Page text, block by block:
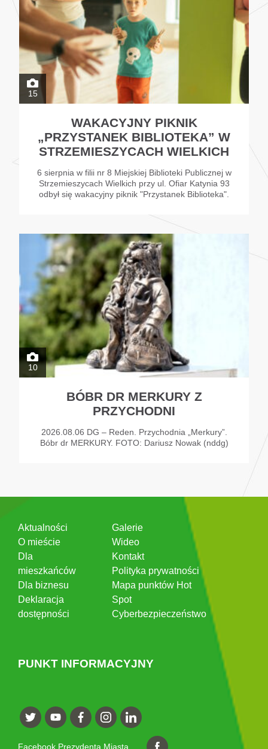
15
WAKACYJNY PIKNIK
„PRZYSTANEK BIBLIOTEKA” W
STRZEMIESZYCACH WIELKICH
6 sierpnia w filii nr 8 Miejskiej Biblioteki Publicznej w
Strzemieszycach Wielkich przy ul. Ofiar Katynia 93
odbył się wakacyjny piknik "Przystanek Biblioteka".
10
BÓBR DR MERKURY Z
PRZYCHODNI
2026.08.06 DG – Reden. Przychodnia „Merkury”.
Bóbr dr MERKURY. FOTO: Dariusz Nowak (nddg)
Aktualności
O mieście
Dla
mieszkańców
Dla biznesu
Deklaracja
dostępności
Galerie
Wideo
Kontakt
Polityka prywatności
Mapa punktów Hot
Spot
Cyberbezpieczeństwo
PUNKT INFORMACYJNY
Facebook Prezydenta Miasta